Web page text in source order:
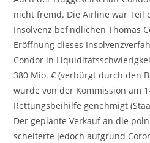
nicht fremd. Die Airline war Teil
Insolvenz befindlichen Thomas
Eröffnung dieses
Condor in
380 Mio. € (verbürgt durch den
wurde von der Kommission am
Rettungsbeihilfe genehmigt
Der geplante Verkauf an die
scheiterte jedoch aufgrund